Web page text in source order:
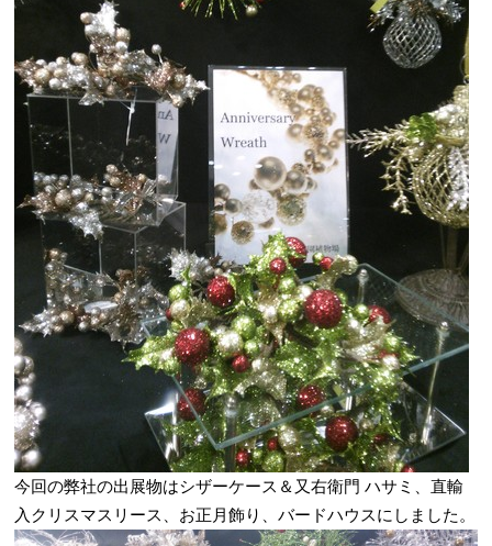
今回の弊社の出展物はシザーケース＆又右衛門 ハサミ、直輸
入クリスマスリース、お正月飾り、バードハウスにしました。